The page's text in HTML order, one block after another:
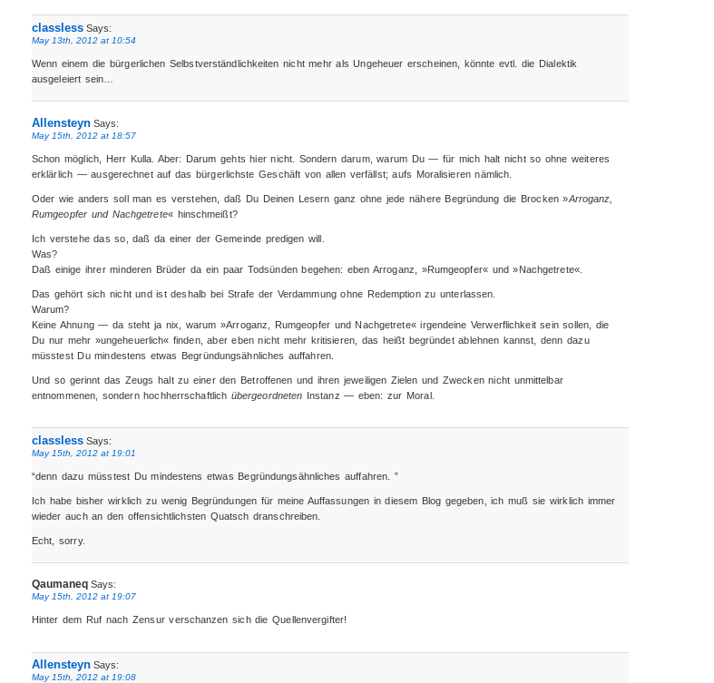
classlessSays:
May 13th, 2012 at 10:54
Wenn einem die bürgerlichen Selbstverständlichkeiten nicht mehr als Ungeheuer erscheinen, könnte evtl. die Dialektik
ausgeleiert sein…
AllensteynSays:
May 15th, 2012 at 18:57
Schon möglich, Herr Kulla. Aber: Darum gehts hier nicht. Sondern darum, warum Du — für mich halt nicht so ohne weiteres
erklärlich — ausgerechnet auf das bürgerlichste Geschäft von allen verfällst; aufs Moralisieren nämlich.
Oder wie anders soll man es verstehen, daß Du Deinen Lesern ganz ohne jede nähere Begründung die Brocken »Arroganz,
Rumgeopfer und Nachgetrete« hinschmeißt?
Ich verstehe das so, daß da einer der Gemeinde predigen will.
Was?
Daß einige ihrer minderen Brüder da ein paar Todsünden begehen: eben Arroganz, »Rumgeopfer« und »Nachgetrete«.
Das gehört sich nicht und ist deshalb bei Strafe der Verdammung ohne Redemption zu unterlassen.
Warum?
Keine Ahnung — da steht ja nix, warum »Arroganz, Rumgeopfer und Nachgetrete« irgendeine Verwerflichkeit sein sollen, die
Du nur mehr »ungeheuerlich« finden, aber eben nicht mehr kritisieren, das heißt begründet ablehnen kannst, denn dazu
müsstest Du mindestens etwas Begründungsähnliches auffahren.
Und so gerinnt das Zeugs halt zu einer den Betroffenen und ihren jeweiligen Zielen und Zwecken nicht unmittelbar
entnommenen, sondern hochherrschaftlich übergeordneten Instanz — eben: zur Moral.
classlessSays:
May 15th, 2012 at 19:01
“denn dazu müsstest Du mindestens etwas Begründungsähnliches auffahren. ”
Ich habe bisher wirklich zu wenig Begründungen für meine Auffassungen in diesem Blog gegeben, ich muß sie wirklich immer
wieder auch an den offensichtlichsten Quatsch dranschreiben.
Echt, sorry.
QaumaneqSays:
May 15th, 2012 at 19:07
Hinter dem Ruf nach Zensur verschanzen sich die Quellenvergifter!
AllensteynSays:
May 15th, 2012 at 19:08